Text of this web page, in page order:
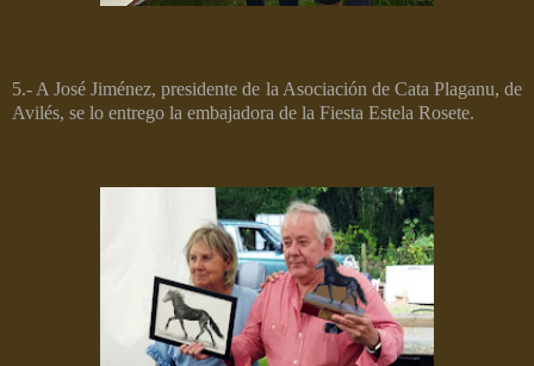
5.- A José Jiménez, presidente de la Asociación de Cata Plaganu, de
Avilés, se lo entrego la embajadora de la Fiesta Estela Rosete.